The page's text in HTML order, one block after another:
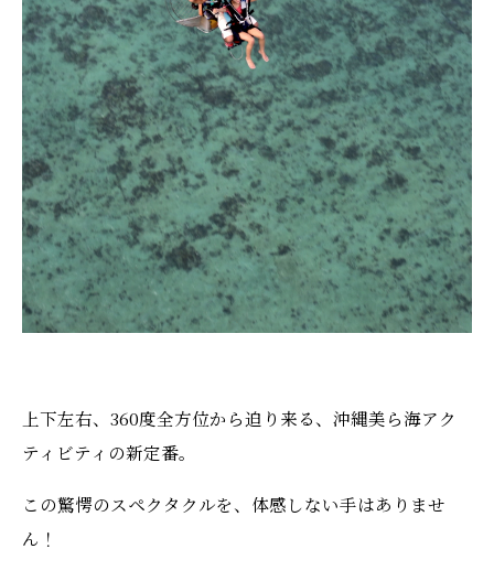
上下左右、360度全方位から迫り来る、沖縄美ら海アク
ティビティの新定番。
この驚愕のスペクタクルを、体感しない手はありませ
ん！